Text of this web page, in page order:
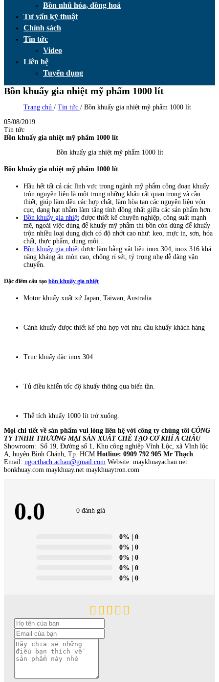
Bồn nhũ hóa, đồng hoá
Tư vấn kỹ thuật
Chính sách
Tin tức
Video
Liên hệ
Tuyển dụng
Bồn khuấy gia nhiệt mỹ phẩm 1000 lít
Trang chủ / Tin tức / Bồn khuấy gia nhiệt mỹ phẩm 1000 lít
05/08/2019
Tin tức
Bồn khuấy gia nhiệt mỹ phẩm 1000 lít
Bồn khuấy gia nhiệt mỹ phẩm 1000 lít
Bồn khuấy gia nhiệt mỹ phẩm 1000 lít
Hầu hết tất cả các lĩnh vực trong ngành mỹ phẩm công đoạn khuấy
trộn nguyên liệu là một trong những khâu rất quan trọng và cần
thiết, giúp làm đều các hợp chất, làm hòa tan các nguyên liệu vón
cục, dạng hạt nhằm làm tăng tính đồng nhất giữa các sản phẩm hơn.
Bồn khuấy gia nhiệt được thiết kế chuyên nghiệp, công suất mạnh
mẽ, ngoài việc dùng để khuấy mỹ phẩm thì bồn còn dùng để khuấy
trộn nhiều loại dung dịch có độ nhớt cao như: keo, mực in, sơn, hóa
chất, thực phẩm, dung môi...
Bồn khuấy gia nhiệt được làm bằng vật liệu inox 304, inox 316 khả
năng kháng ăn mòn cao, chống rỉ sét, tỷ trọng nhẹ dễ dàng vận
chuyển.
Đặc điểm cấu tạo bồn khuấy gia nhiệt
Motor khuấy xuất xứ Japan, Taiwan, Australia
Cánh khuấy được thiết kế phù hợp với nhu cầu khuấy khách hàng
Trục khuấy đặc inox 304
Tủ điều khiển tốc độ khuấy thông qua biến tần.
Thể tích khuấy 1000 lít trở xuống.
Mọi chi tiết về sản phẩm vui lòng liên hệ với công ty chúng tôi CÔNG
TY TNHH THƯƠNG MẠI SẢN XUẤT CHẾ TẠO CƠ KHÍ Á CHÂU
Showroom: Số 19, Đường số 1, Khu công nghiệp Vĩnh Lộc, xã Vĩnh lộc
A, huyện Bình Chánh, Tp. HCM Hotline: 0909 792 905 Mr Thạch
Email: ngocthach.achau@gmail.com Website: maykhuayachau.net
bonkhuay.com maykhuay.net maykhuaytron.com
0.0 0 đánh giá
0% | 0
0% | 0
0% | 0
0% | 0
0% | 0